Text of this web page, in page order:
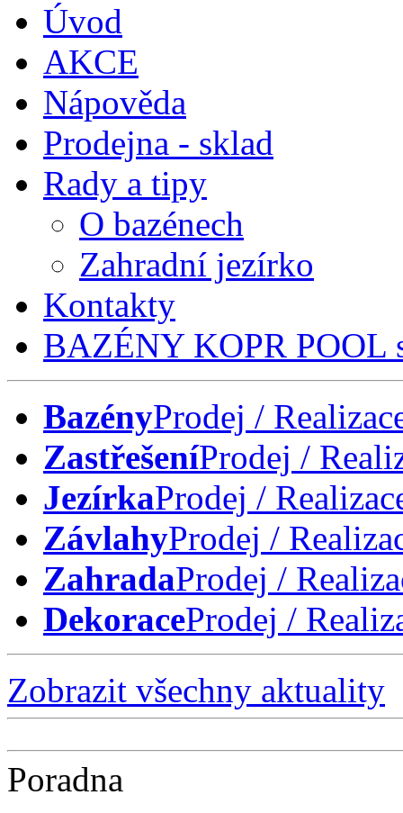
Úvod
AKCE
Nápověda
Prodejna - sklad
Rady a tipy
O bazénech
Zahradní jezírko
Kontakty
BAZÉNY KOPR POOL
BazényProdej /
ZastřešeníProdej /
JezírkaProdej /
ZávlahyProdej /
ZahradaProdej /
DekoraceProdej /
Zobrazit všechny aktuality
Poradna